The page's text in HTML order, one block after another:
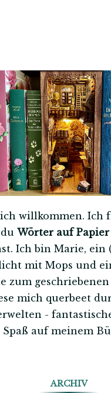
willkommen. Ich
Wörter auf Papier
Ich bin Marie, ein
mit Mops und
zum
mich querbeet
-
auf meinem
ARCHIV